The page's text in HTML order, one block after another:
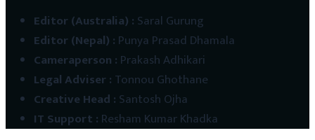
Editor (Australia) : Saral Gurung
Editor (Nepal) : Punya Prasad Dhamala
Cameraperson : Prakash Adhikari
Legal Adviser: Tonnou Ghothane
Creative Head : Santosh Ojha
IT Support : Resham Kumar Khadka